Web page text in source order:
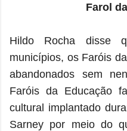
Farol
Hildo Rocha disse
municípios, os Faróis
abandonados sem
Faróis da Educação
cultural implantado
Sarney por meio do